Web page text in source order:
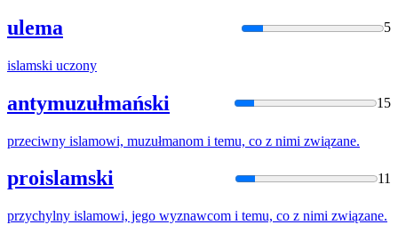
ulema 5
islamski uczony
antymuzułmański 15
przeciwny islamowi, muzułmanom i temu, co z nimi związane.
proislamski 11
przychylny islamowi, jego wyznawcom i temu, co z nimi związane.